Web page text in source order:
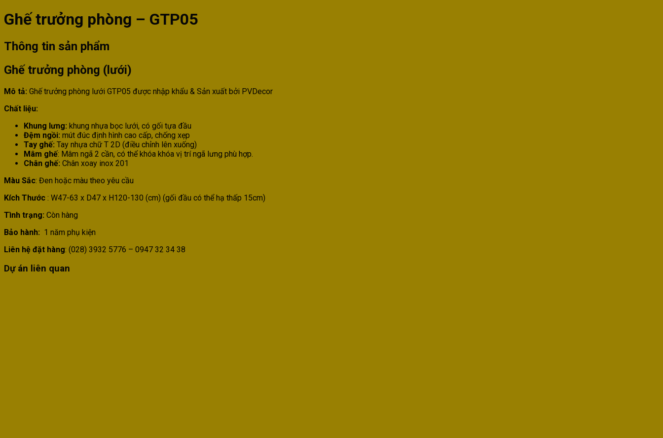
Ghế trưởng phòng – GTP05
Thông tin sản phẩm
Ghế trưởng phòng (lưới)
Mô tả: Ghế trưởng phòng lưới GTP05 được nhập khẩu & Sản xuất bởi PVDecor
Chất liệu:
Khung lưng: khung nhựa bọc lưới, có gối tựa đầu
Đệm ngồi: mút đúc định hình cao cấp, chống xẹp
Tay ghế: Tay nhựa chữ T 2D (điều chỉnh lên xuống)
Mâm ghế: Mâm ngã 2 cần, có thể khóa khóa vị trí ngã lưng phù hợp.
Chân ghế: Chân xoay inox 201
Màu Sắc: Đen hoặc màu theo yêu cầu
Kích Thước : W47-63 x D47 x H120-130 (cm) (gối đầu có thể hạ thấp 15cm)
Tình trạng: Còn hàng
Bảo hành: 1 năm phụ kiện
Liên hệ đặt hàng: (028) 3932 5776 – 0947 32 34 38
Dự án liên quan